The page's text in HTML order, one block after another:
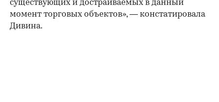
существующих и достраиваемых в данный
момент торговых объектов», — констатировала
Дивина.